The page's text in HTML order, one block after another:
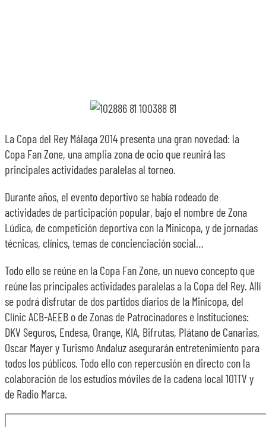
La Copa del Rey Málaga 2014 presenta una gran novedad: la
Copa Fan Zone, una amplia zona de ocio que reunirá las
principales actividades paralelas al torneo.
Durante años, el evento deportivo se había rodeado de
actividades de participación popular, bajo el nombre de Zona
Lúdica, de competición deportiva con la Minicopa, y de jornadas
técnicas, clínics, temas de concienciación social…
Todo ello se reúne en la Copa Fan Zone, un nuevo concepto que
reúne las principales actividades paralelas a la Copa del Rey. Allí
se podrá disfrutar de dos partidos diarios de la Minicopa, del
Clínic ACB-AEEB o de Zonas de Patrocinadores e Instituciones:
DKV Seguros, Endesa, Orange, KIA, Bifrutas, Plátano de Canarias,
Oscar Mayer y Turismo Andaluz asegurarán entretenimiento para
todos los públicos. Todo ello con repercusión en directo con la
colaboración de los estudios móviles de la cadena local 101TV y
de Radio Marca.